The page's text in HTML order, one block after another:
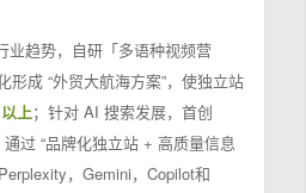
业趋势，自研「多语种视频营
形成 “外贸大航海方案”，使独立站
上；针对 AI 搜索发展，首创
过 “品牌化独立站 + 高质量信息
，Gemini，Copilot和